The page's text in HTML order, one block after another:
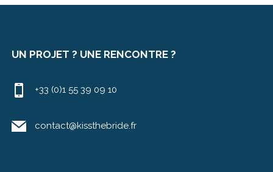
UN PROJET ? UNE RENCONTRE ?
+33 (0)1 55 39 09 10
contact@kissthebride.fr